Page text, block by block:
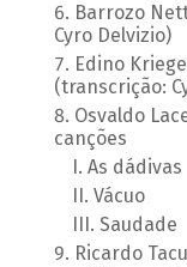
Barrozo
Cyro Delvizio)
Edino
(transcrição:
Osvaldo
canções
As dádivas
Vácuo
Saudade
Ricardo